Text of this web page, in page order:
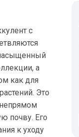
с
а
как для
Это
почву. Его
к уходу